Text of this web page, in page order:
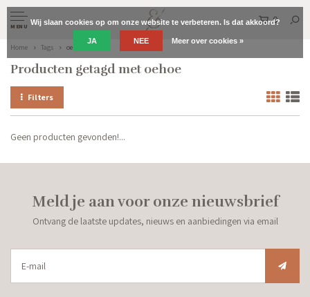
MENU
0
Home Tags oehoe
Producten getagd met oehoe
Filters
Geen producten gevonden!...
Meld je aan voor onze nieuwsbrief
Ontvang de laatste updates, nieuws en aanbiedingen via email
Wij slaan cookies op om onze website te verbeteren. Is dat akkoord?
JA NEE Meer over cookies »